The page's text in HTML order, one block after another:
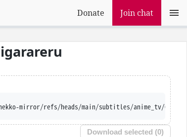
Donate Join chat
kitsunekko-mirror/refs/heads/main/
Download selected (0)